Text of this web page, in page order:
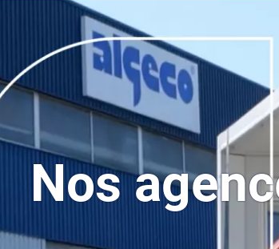
Nos